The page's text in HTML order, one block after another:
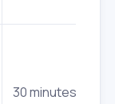
30 minutes